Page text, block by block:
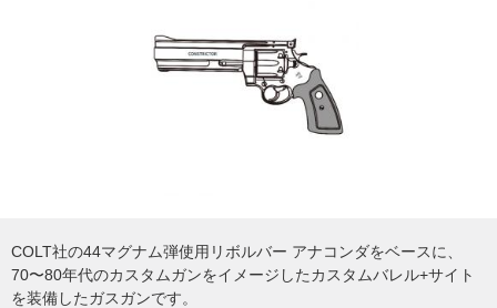
COLT社の44マグナム弾使用リボルバー アナコンダをベースに、
70〜80年代のカスタムガンをイメージしたカスタムバレル+サイト
を装備したガスガンです。